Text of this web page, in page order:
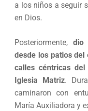
a los niños a seguir
en Dios.
Posteriormente, dio
desde los patios del
calles céntricas
Iglesia Matriz.
caminaron con
María Auxiliadora y